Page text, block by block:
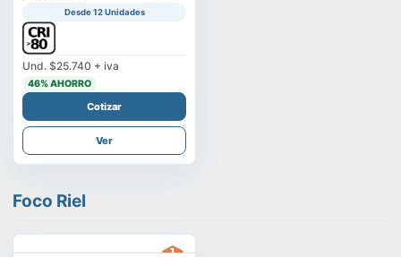
Desde 12 Unidades
Und. $25.740 + iva
46% AHORRO
Cotizar
Ver
Foco Riel